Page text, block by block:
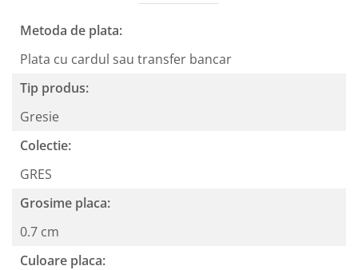
Metoda de plata:
Plata cu cardul sau transfer bancar
Tip produs:
Gresie
Colectie:
GRES
Grosime placa:
0.7 cm
Culoare placa: